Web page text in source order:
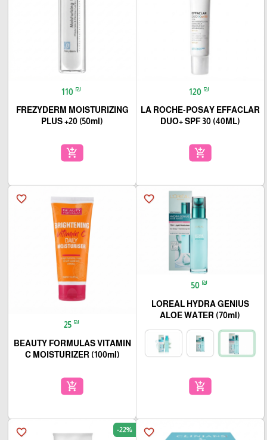
120 ₪
LA ROCHE-POSAY EFFACLAR
DUO+ SPF 30 (40ML)
add_shopping_cart
110 ₪
FREZYDERM MOISTURIZING
PLUS +20 (50ml)
add_shopping_cart
favorite_border
50 ₪
LOREAL HYDRA GENIUS
ALOE WATER (70ml)
add_shopping_cart
favorite_border
25 ₪
BEAUTY FORMULAS VITAMIN
C MOISTURIZER (100ml)
add_shopping_cart
favorite_border
favorite_border -22%